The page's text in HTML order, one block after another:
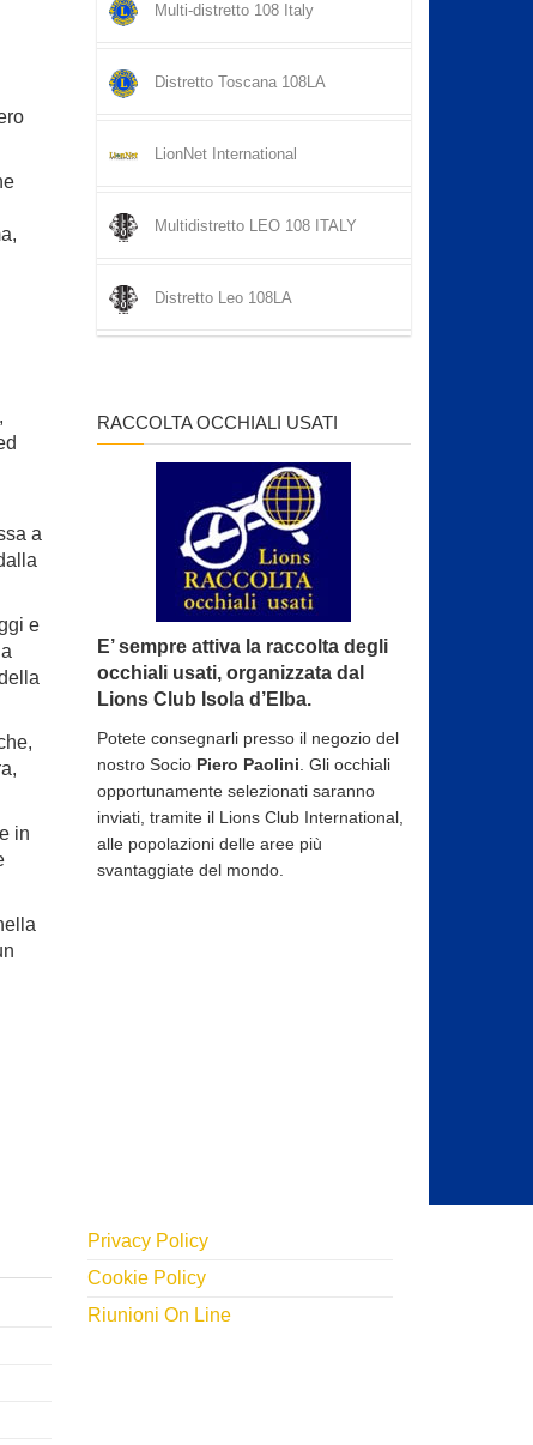
a
e
in
Multi-distretto 108 Italy
Distretto Toscana 108LA
LionNet International
Multidistretto LEO 108 ITALY
Distretto Leo 108LA
RACCOLTA OCCHIALI USATI
E’ sempre attiva la raccolta degli
occhiali usati, organizzata dal
Lions Club Isola d’Elba.
Potete consegnarli presso il negozio del
nostro Socio Piero Paolini. Gli occhiali
opportunamente selezionati saranno
inviati, tramite il Lions Club International,
alle popolazioni delle aree più
svantaggiate del mondo.
Privacy Policy
Cookie Policy
Riunioni On Line